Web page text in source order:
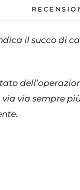
il succo di
via sempre